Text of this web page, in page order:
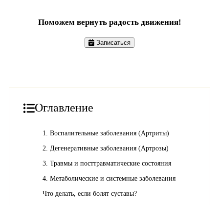
Поможем вернуть радость движения!
Записаться
Оглавление
1. Воспалительные заболевания (Артриты)
2. Дегенеративные заболевания (Артрозы)
3. Травмы и посттравматические состояния
4. Метаболические и системные заболевания
Что делать, если болят суставы?